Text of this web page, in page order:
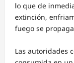
lo que de
extinción,
fuego se
Las autoridades